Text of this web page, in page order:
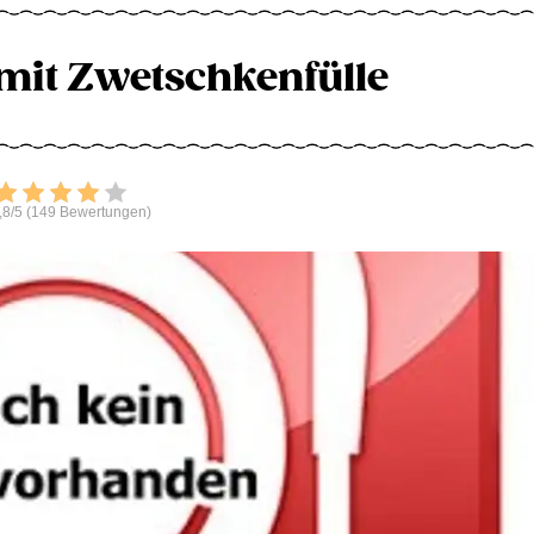
Zwetschkenfülle
Bewerten
5 (149 Bewertungen)